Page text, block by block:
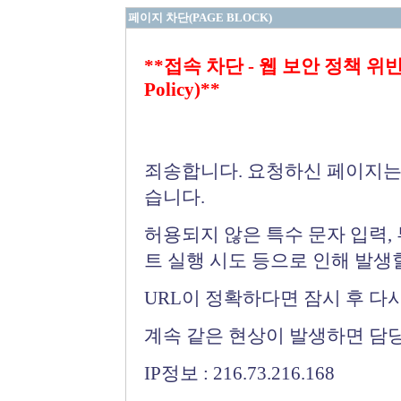
페이지 차단(PAGE BLOCK)
**접속 차단 - 웹 보안 정책 위
Policy)**
죄송합니다. 요청하신 페이지
습니다.
허용되지 않은 특수 문자 입력
트 실행 시도 등으로 인해 발생
URL이 정확하다면 잠시 후 다
계속 같은 현상이 발생하면 담
IP정보 : 216.73.216.168